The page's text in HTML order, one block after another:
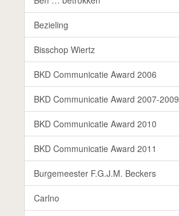
Bezieling
Bisschop Wiertz
BKD Communicatie Award 2006
BKD Communicatie Award 2007-2009
BKD Communicatie Award 2010
BKD Communicatie Award 2011
Burgemeester F.G.J.M. Beckers
Carlno